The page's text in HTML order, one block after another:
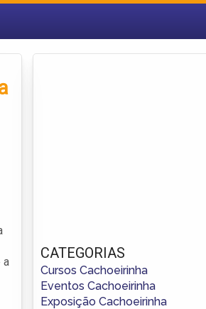
a
CATEGORIAS
Cursos Cachoeirinha
Eventos Cachoeirinha
Exposição Cachoeirinha